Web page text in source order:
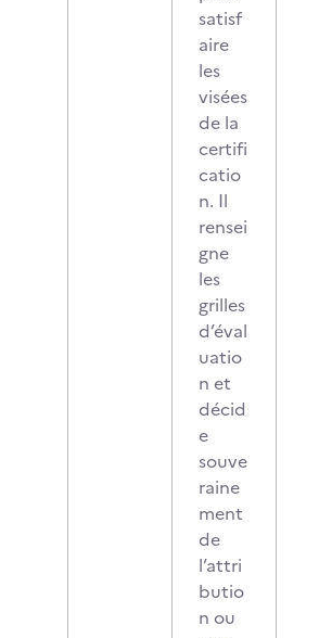
satisf
aire
les
visées
de la
certifi
catio
n. Il
rensei
gne
les
grilles
d’éval
uatio
n et
décid
e
souve
raine
ment
de
l’attri
butio
n ou